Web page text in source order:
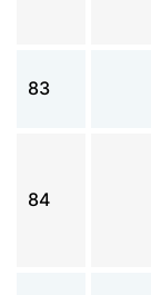
83
84